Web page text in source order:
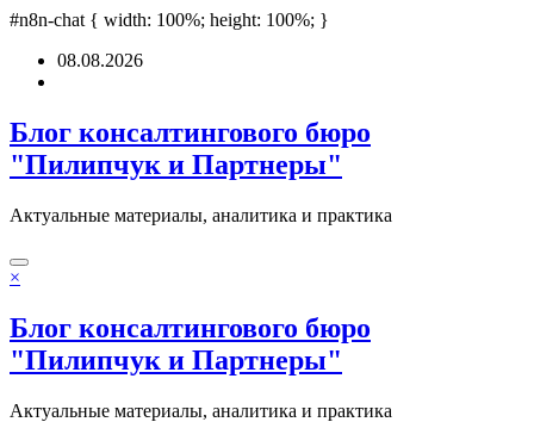
grandpashabettürk ifşaPadişahbet online casinos
#n8n-chat { width: 100%; height: 100%; }
Перейти08.08.2026
Блог консалтингового бюро
"Пилипчук и Партнеры"
Актуальные материалы, аналитика и практика
×
Блог консалтингового бюро
"Пилипчук и Партнеры"
Актуальные материалы, аналитика и практика